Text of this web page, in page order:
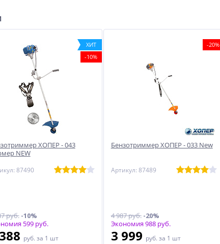
ХИТ
-10%
ХОПЕР - 043
NEW
87490
руб.-10%
599 руб.
руб. за 1 шт
-20%
Бензотриммер ХОПЕР - 033 New
Артикул: 87489
4 987 руб.-20%
Экономия 988 руб.
3 999 руб. за 1 шт